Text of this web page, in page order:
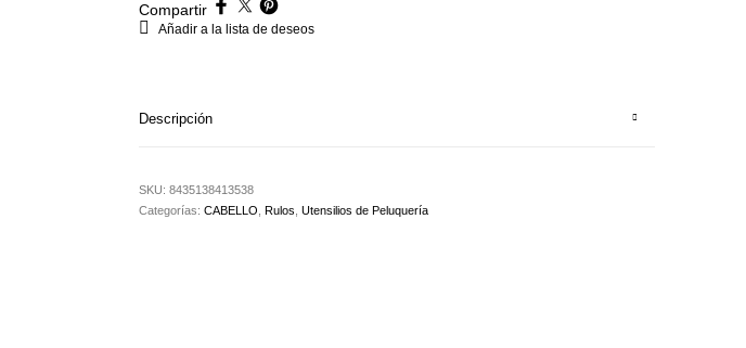
Compartir
Añadir a la lista de deseos
Descripción
SKU: 8435138413538
Categorías: CABELLO Rulos Utensilios de Peluquería